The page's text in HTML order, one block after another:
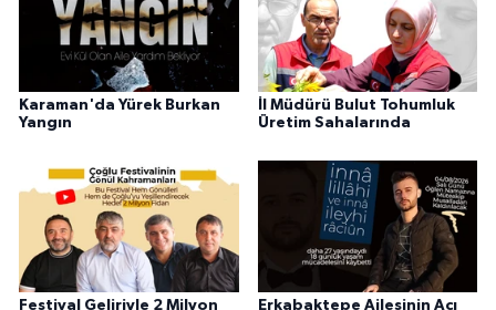
Karaman'da Yürek Burkan
Yangın
İl Müdürü Bulut Tohumluk
Üretim Sahalarında
Festival Geliriyle 2 Milyon
Erkabaktepe Ailesinin Acı